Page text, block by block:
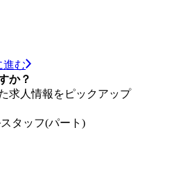
進む
か？
求人情報をピックアップ
タッフ(パート)